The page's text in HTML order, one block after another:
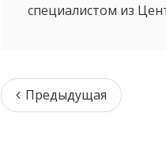
специалистом из
Предыдущая